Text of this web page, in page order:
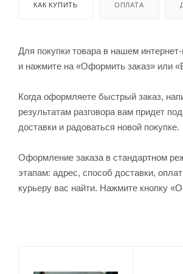
КАК КУПИТЬ ОПЛАТА
Для покупки товара в нашем
и нажмите на «Оформить заказ» или
Когда оформляете быстрый заказ,
результатам разговора вам придет
доставки и радоваться новой покупке.
Оформление заказа в стандартном
этапам: адрес, способ доставки,
курьеру вас найти. Нажмите кнопку